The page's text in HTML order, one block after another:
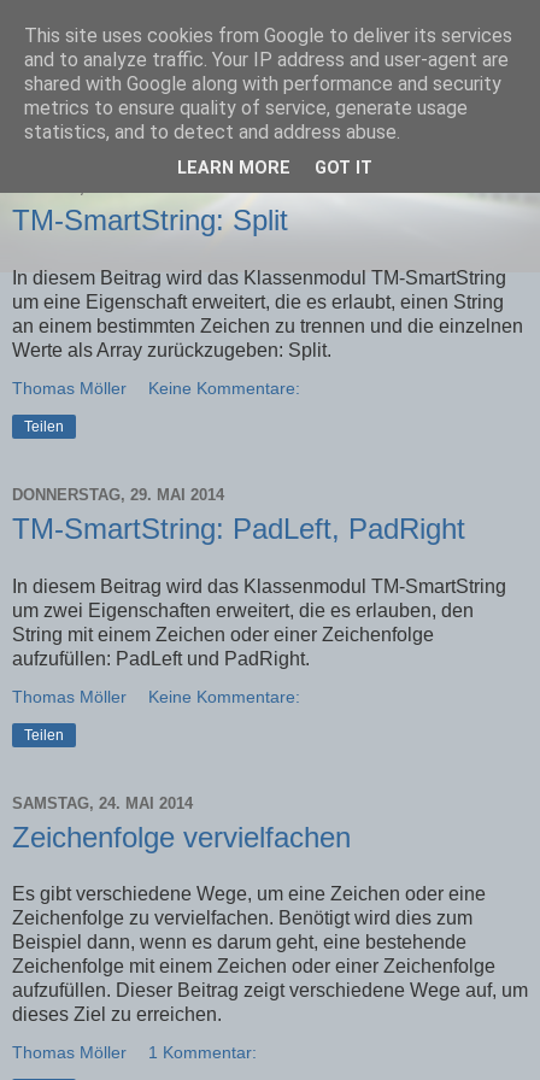
Team-Moeller Blog
Gedanken rund um Microsoft Access
TM-SmartString: Split
In diesem Beitrag wird das Klassenmodul TM-SmartString
um eine Eigenschaft erweitert, die es erlaubt, einen String
an einem bestimmten Zeichen zu trennen und die einzelnen
Werte als Array zurückzugeben: Split.
Thomas Möller Keine Kommentare:
Teilen
DONNERSTAG, 29. MAI 2014
TM-SmartString: PadLeft, PadRight
In diesem Beitrag wird das Klassenmodul TM-SmartString
um zwei Eigenschaften erweitert, die es erlauben, den
String mit einem Zeichen oder einer Zeichenfolge
aufzufüllen: PadLeft und PadRight.
Thomas Möller Keine Kommentare:
Teilen
SAMSTAG, 24. MAI 2014
Zeichenfolge vervielfachen
Es gibt verschiedene Wege, um eine Zeichen oder eine
Zeichenfolge zu vervielfachen. Benötigt wird dies zum
Beispiel dann, wenn es darum geht, eine bestehende
Zeichenfolge mit einem Zeichen oder einer Zeichenfolge
aufzufüllen. Dieser Beitrag zeigt verschiedene Wege auf, um
dieses Ziel zu erreichen.
Thomas Möller 1 Kommentar:
This site uses cookies from Google to deliver its services
and to analyze traffic. Your IP address and user-agent are
shared with Google along with performance and security
metrics to ensure quality of service, generate usage
statistics, and to detect and address abuse.
LEARN MORE GOT IT